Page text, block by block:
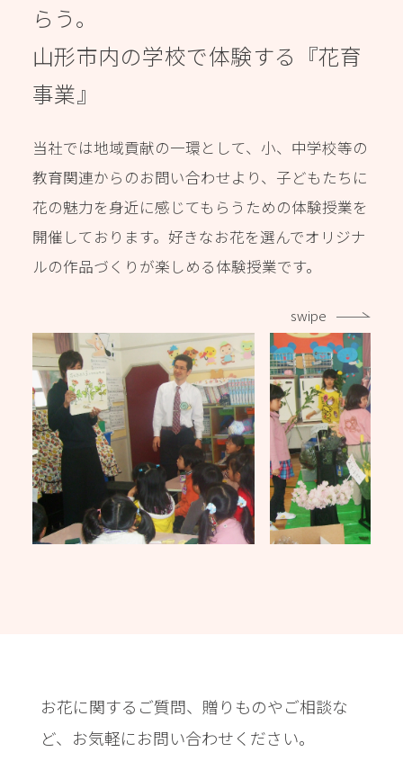
らう。
山形市内の学校で体験する『花育
事業』
当社では地域貢献の一環として、小、中学校等の
教育関連からのお問い合わせより、子どもたちに
花の魅力を身近に感じてもらうための体験授業を
開催しております。好きなお花を選んでオリジナ
ルの作品づくりが楽しめる体験授業です。
swipe
お花に関するご質問、贈りものやご相談な
ど、お気軽にお問い合わせください。